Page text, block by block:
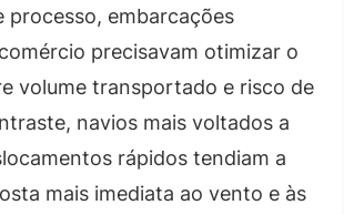
processo, embarcações
precisavam otimizar o
volume transportado e risco de
navios mais voltados a
rápidos tendiam a
mais imediata ao vento e às